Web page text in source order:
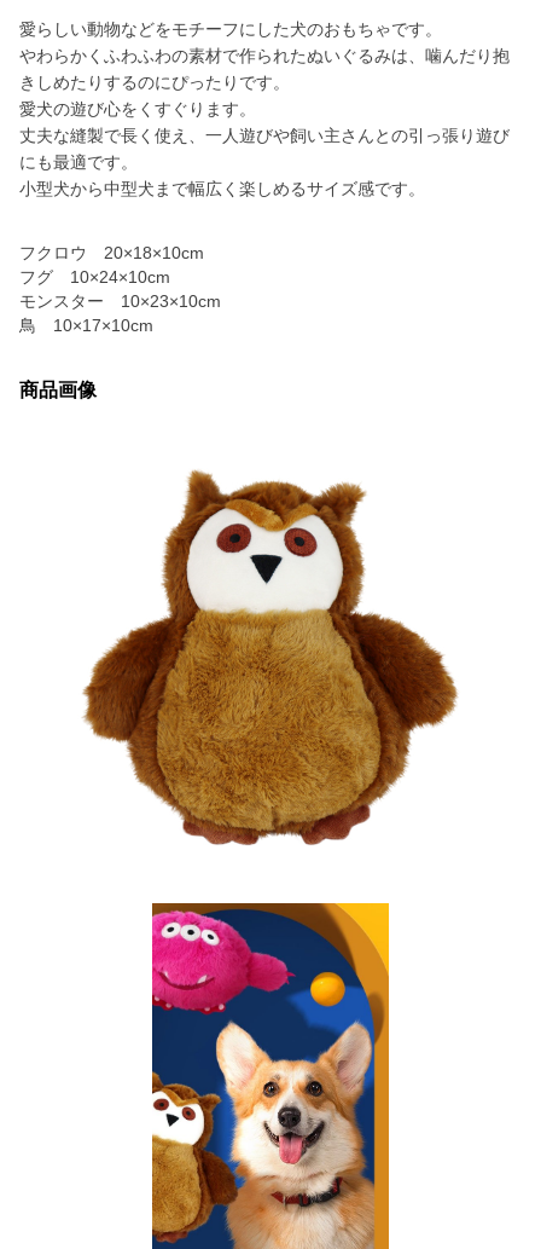
愛らしい動物などをモチーフにした犬のおもちゃです。
やわらかくふわふわの素材で作られたぬいぐるみは、噛んだり抱
きしめたりするのにぴったりです。
愛犬の遊び心をくすぐります。
丈夫な縫製で長く使え、一人遊びや飼い主さんとの引っ張り遊び
にも最適です。
小型犬から中型犬まで幅広く楽しめるサイズ感です。
フクロウ 20×18×10cm
フグ 10×24×10cm
モンスター 10×23×10cm
鳥 10×17×10cm
商品画像